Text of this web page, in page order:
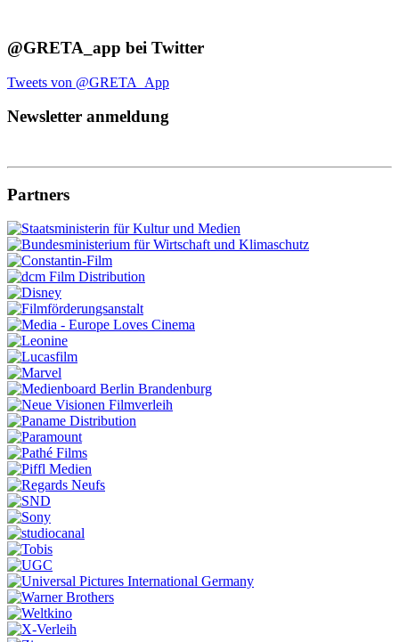
@GRETA_app bei Twitter
Tweets von @GRETA_App
Newsletter anmeldung
Partners